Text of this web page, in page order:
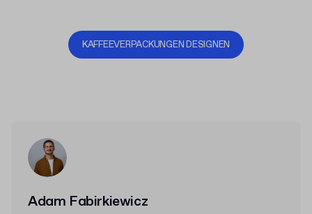
KAFFEEVERPACKUNGEN DESIGNEN
Adam Fabirkiewicz